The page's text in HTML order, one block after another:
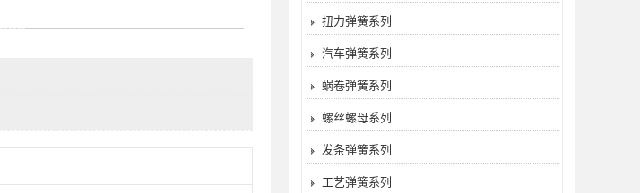
扭力弹簧系列
汽车弹簧系列
蜗卷弹簧系列
螺丝螺母系列
发条弹簧系列
工艺弹簧系列